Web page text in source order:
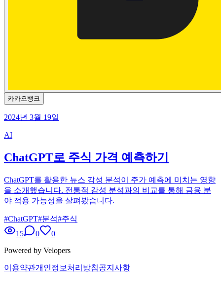
카카오뱅크
2024년 3월 19일
AI
ChatGPT로 주식 가격 예측하기
ChatGPT를 활용한 뉴스 감성 분석이 주가 예측에 미치는 영향
을 소개했습니다. 전통적 감성 분석과의 비교를 통해 금융 분
야 적용 가능성을 살펴봤습니다.
#ChatGPT#분석#주식
15
0
0
Powered by Velopers
이용약관개인정보처리방침공지사항